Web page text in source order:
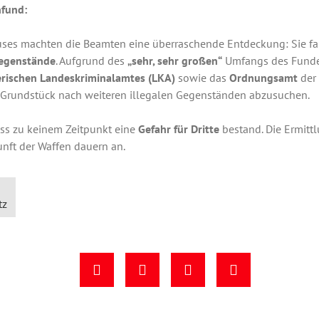
machten die Beamten eine überraschende Entdeckung: Sie
. Aufgrund des „sehr, sehr großen“ Umfangs des
Landeskriminalamtes (LKA) sowie das Ordnungsamt der
nach weiteren illegalen Gegenständen abzusuchen.
zu keinem Zeitpunkt eine Gefahr für Dritte bestand. Die
der Waffen dauern an.